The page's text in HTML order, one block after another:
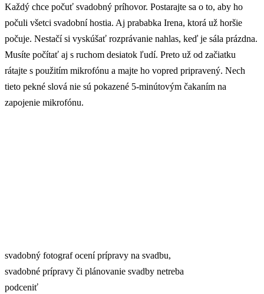
Každý chce počuť svadobný príhovor. Postarajte sa o to, aby ho
počuli všetci svadobní hostia. Aj prababka Irena, ktorá už horšie
počuje. Nestačí si vyskúšať rozprávanie nahlas, keď je sála prázdna.
Musíte počítať aj s ruchom desiatok ľudí. Preto už od začiatku
rátajte s použitím mikrofónu a majte ho vopred pripravený. Nech
tieto pekné slová nie sú pokazené 5-minútovým čakaním na
zapojenie mikrofónu.
svadobný fotograf ocení prípravy na svadbu,
svadobné prípravy či plánovanie svadby netreba
podceniť